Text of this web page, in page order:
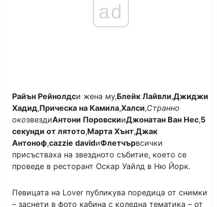
ad
Райън Рейнолдси жена му,Блейк Лайвли,Джиджи
Хадид,Прическа на Камила,Халси,Странно
окозвездиАнтони ПоровскииДжонатан Ван Нес,5
секунди от лятото,Марта Хънт,Джак
Антоноф,cazzie davidиФлетчървсички
присъстваха на звездното събитие, което се
проведе в ресторант Оскар Уайлд в Ню Йорк.
Певицата на Lover публикува поредица от снимки
– заснети в фото кабина с коледна тематика – от